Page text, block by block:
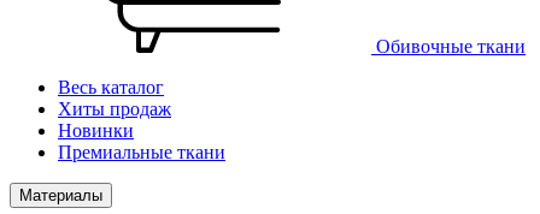
Обивочные ткани
Весь каталог
Хиты продаж
Новинки
Премиальные ткани
Материалы